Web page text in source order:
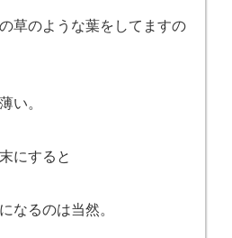
草のような葉をしてますの
い。
にすると
なるのは当然。